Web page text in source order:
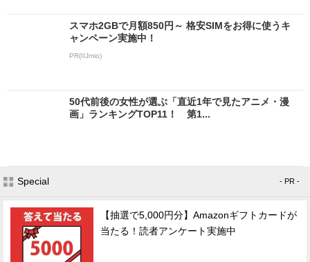
スマホ2GBで月額850円～ 格安SIMをお得に使うキ
ャンペーン実施中！
PR(IIJmio)
50代前後の女性が選ぶ「直近1年で見たアニメ・漫
画」ランキングTOP11！ 第1...
Special - PR -
【抽選で5,000円分】Amazonギフトカードが
当たる！読者アンケート実施中